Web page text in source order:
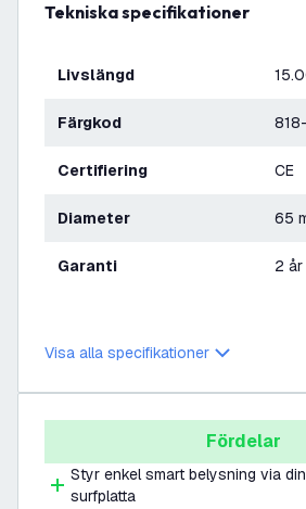
Tekniska specifikationer
Livslängd
Färgkod
Certifiering CE
Diameter 65
Garanti 2 år
Visa alla specifikationer
Fördelar
Styr enkel smart belysning via
surfplatta